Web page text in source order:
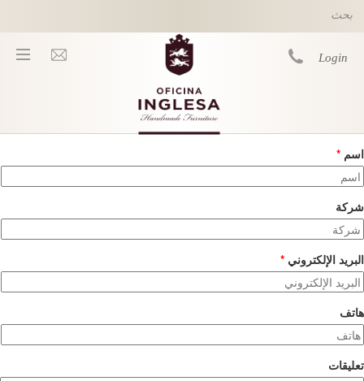
Login
You are here
اسم *
شركة
البريد الإلكتروني *
هاتف
تعليقات